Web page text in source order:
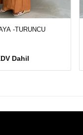
-TURUNCU
Dahil